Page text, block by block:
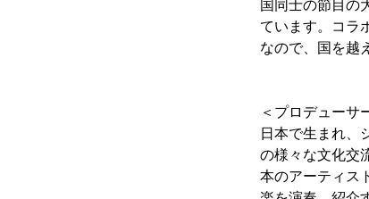
国同士の節目の
ています。コラ
なので、国を越
＜プロデュー
日本で生まれ、
の様々な文化交
本のアーティス